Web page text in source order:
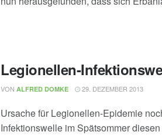
Legionellen-
VON ALFRED DOMKE 29. DEZEMBER 2013
Ursache für Legionellen-Epidemie
Infektionswelle im Spätsommer